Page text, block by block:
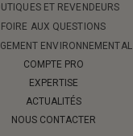
ET REVENDEURS
FOIRE AUX QUESTIONS
ENVIRONNEMENTAL
COMPTE PRO
EXPERTISE
ACTUALITÉS
NOUS CONTACTER